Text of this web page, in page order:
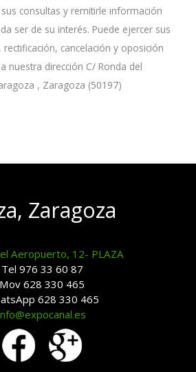
consultas y remitirle información
ser de su interés. Puede ejercer sus
cancelación y oposición
nuestra dirección C/ Ronda del
, Zaragoza (50197)
Zaragoza
Aeropuerto, 12- PLAZA
Tel 976 33 60 87
Mov 628 330 465
628 330 465